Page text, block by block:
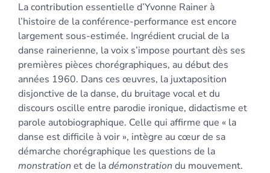
Bibliographie
Notes
Citer cet article
Auteur
La contribution essentielle d’Yvonne Rainer à
l’histoire de la conférence-performance est encore
largement sous-estimée. Ingrédient crucial de la
danse rainerienne, la voix s’impose pourtant dès ses
premières pièces chorégraphiques, au début des
années 1960. Dans ces œuvres, la juxtaposition
disjonctive de la danse, du bruitage vocal et du
discours oscille entre parodie ironique, didactisme et
parole autobiographique. Celle qui affirme que « la
danse est difficile à voir », intègre au cœur de sa
démarche chorégraphique les questions de la
monstration et de ladémonstration du mouvement.